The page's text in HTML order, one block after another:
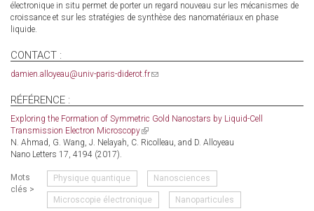
électronique in situ permet de porter un regard nouveau sur les mécanismes de
croissance et sur les stratégies de synthèse des nanomatériaux en phase
liquide.
CONTACT :
damien.alloyeau@univ-paris-diderot.fr(link
RÉFÉRENCE :
Exploring the Formation of Symmetric Gold Nanostars by Liquid-Cell
Transmission Electron Microscopy(link
is
N. Ahmad, G. Wang, J. Nelayah, C. Ricolleau, and D. Alloyeau
Nano Letters 17, 4194 (2017).
Mots
clés >
Physique quantique Nanosciences
Microscopie électronique Nanoparticules